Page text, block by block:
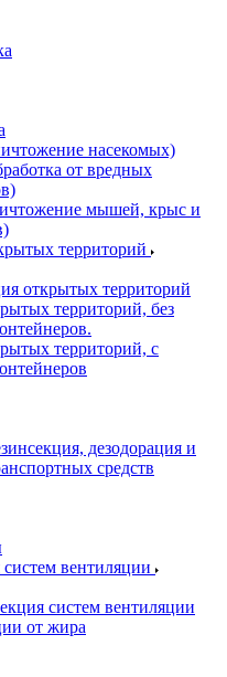
насекомых)
от вредных
мышей, крыс и
территорий
открытых территорий
территорий, без
территорий, с
дезодорация и
средств
вентиляции
систем вентиляции
от жира